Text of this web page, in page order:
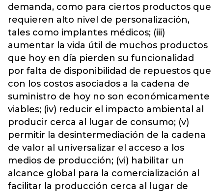
demanda, como para ciertos productos que
requieren alto nivel de personalización,
tales como implantes médicos; (iii)
aumentar la vida útil de muchos productos
que hoy en día pierden su funcionalidad
por falta de disponibilidad de repuestos que
con los costos asociados a la cadena de
suministro de hoy no son económicamente
viables; (iv) reducir el impacto ambiental al
producir cerca al lugar de consumo; (v)
permitir la desintermediación de la cadena
de valor al universalizar el acceso a los
medios de producción; (vi) habilitar un
alcance global para la comercialización al
facilitar la producción cerca al lugar de